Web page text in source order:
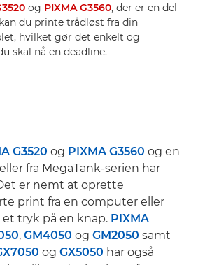
og PIXMA G3560, der er en del
du printe trådløst fra din
hvilket gør det enkelt og
skal nå en deadline.
G3520 og PIXMA G3560 og en
fra MegaTank-serien har
er nemt at oprette
print fra en computer eller
tryk på en knap. PIXMA
, GM4050 og GM2050 samt
og GX5050 har også